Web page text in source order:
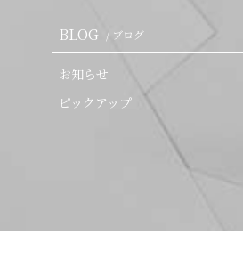
BLOG / ブログ
お知らせ
ピックアップ